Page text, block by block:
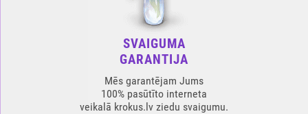
SVAIGUMA
GARANTIJA
Mēs garantējam Jums
100% pasūtīto interneta
veikalā krokus.lv ziedu svaigumu.